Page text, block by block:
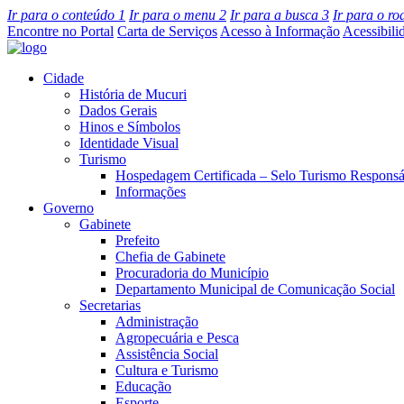
Ir para o conteúdo 1 Ir para o menu 2 Ir para a busca 3 Ir para o
Encontre no Portal Carta de Serviços Acesso à Informação
Cidade
História de Mucuri
Dados Gerais
Hinos e Símbolos
Identidade Visual
Turismo
Hospedagem Certificada – Selo Turismo
Informações
Governo
Gabinete
Prefeito
Chefia de Gabinete
Procuradoria do Município
Departamento Municipal de Comunicação Social
Secretarias
Administração
Agropecuária e Pesca
Assistência Social
Cultura e Turismo
Educação